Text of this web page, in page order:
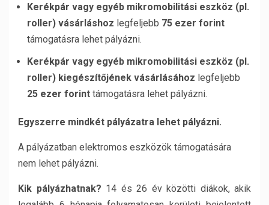
Kerékpár vagy egyéb mikromobilitási eszköz (pl.
roller) vásárláshoz legfeljebb 75 ezer forint
támogatásra lehet pályázni.
Kerékpár vagy egyéb mikromobilitási eszköz (pl.
roller) kiegészítőjének vásárlásához legfeljebb
25 ezer forint támogatásra lehet pályázni.
Egyszerre mindkét pályázatra lehet pályázni.
A pályázatban elektromos eszközök támogatására
nem lehet pályázni.
Kik pályázhatnak? 14 és 26 év közötti diákok, akik